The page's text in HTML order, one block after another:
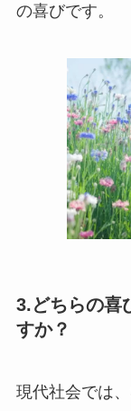
の喜びです。
3.どちらの喜
すか？
現代社会では